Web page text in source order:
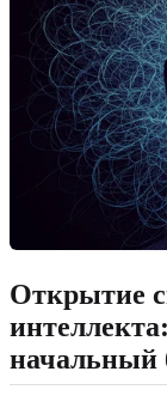
Открытие
начальный